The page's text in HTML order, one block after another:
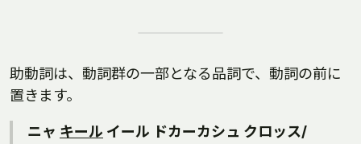
助動詞は、動詞群の一部となる品詞で、動詞の前に
置きます。
ニャ キール イール ドカーカシュ クロッス/